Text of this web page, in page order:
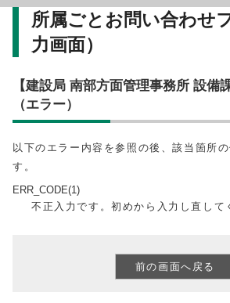
所属ごとお問い合わせ
力画面）
【建設局 南部方面管理事務所 設備
（エラー）
以下のエラー内容を参照の後、該当箇所
す。
ERR_CODE(1)
不正入力です。初めから入力し直して